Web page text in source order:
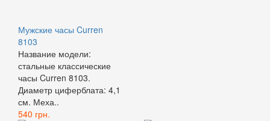
Мужские часы Curren
8103
Название модели:
стальные классические
часы Curren 8103.
Диаметр циферблата: 4,1
см. Меха..
540 грн.